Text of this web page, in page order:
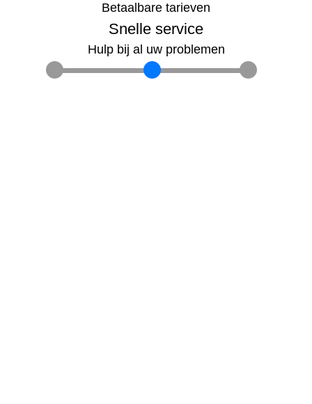
Betaalbare tarieven
Snelle service
Hulp bij al uw problemen